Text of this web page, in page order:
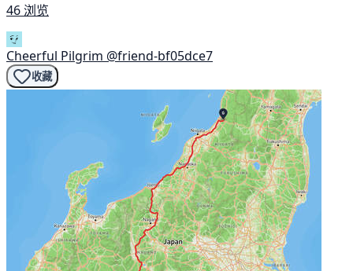
46 浏览
Cheerful Pilgrim @friend-bf05dce7
收藏